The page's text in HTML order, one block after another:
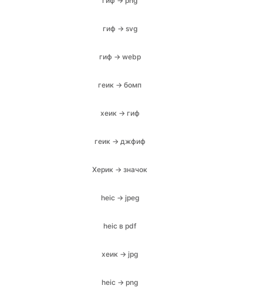
гиф → webp
геик → бомп
хеик → гиф
геик → джфиф
Херик → значок
heic → jpeg
heic в pdf
хеик → jpg
heic → png
хеик → svg
геик в webp